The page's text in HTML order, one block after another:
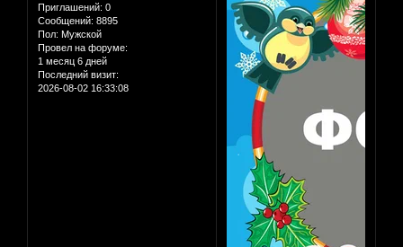
Приглашений: 0
Сообщений: 8895
Пол: Мужской
Провел на форуме:
1 месяц 6 дней
Последний визит:
2026-08-02 16:33:08